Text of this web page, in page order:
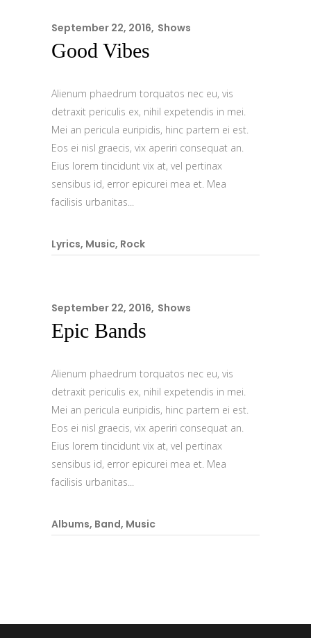
September 22, 2016 Shows
Good Vibes
Alienum phaedrum torquatos nec eu, vis
detraxit periculis ex, nihil expetendis in mei.
Mei an pericula euripidis, hinc partem ei est.
Eos ei nisl graecis, vix aperiri consequat an.
Eius lorem tincidunt vix at, vel pertinax
sensibus id, error epicurei mea et. Mea
facilisis urbanitas...
Lyrics, Music, Rock
September 22, 2016 Shows
Epic Bands
Alienum phaedrum torquatos nec eu, vis
detraxit periculis ex, nihil expetendis in mei.
Mei an pericula euripidis, hinc partem ei est.
Eos ei nisl graecis, vix aperiri consequat an.
Eius lorem tincidunt vix at, vel pertinax
sensibus id, error epicurei mea et. Mea
facilisis urbanitas...
Albums, Band, Music